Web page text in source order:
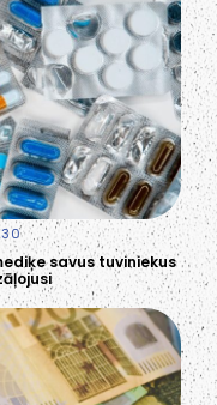
savus tuviniekus